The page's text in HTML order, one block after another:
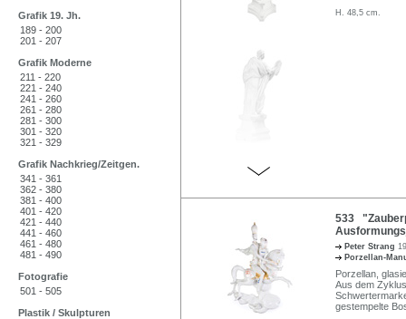
Grafik 19. Jh.
189 - 200
201 - 207
Grafik Moderne
211 - 220
221 - 240
241 - 260
261 - 280
281 - 300
301 - 320
321 - 329
Grafik Nachkrieg/Zeitgen.
341 - 361
362 - 380
381 - 400
401 - 420
421 - 440
441 - 460
461 - 480
481 - 490
Fotografie
501 - 505
Plastik / Skulpturen
H. 48,5 cm.
533
Peter Strang
Porzellan-
Porzellan,
Aus dem
gestempelte